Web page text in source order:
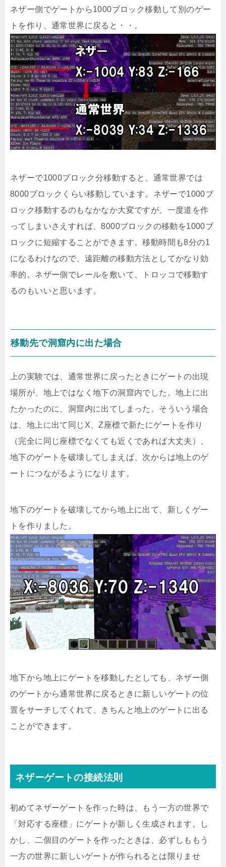
ネザー側でゲートから1000ブロック移動して別のゲー
トを作り、通常世界に戻ると・・。
ネザーで1000ブロック分移動すると、通常世界では
8000ブロックくらい移動しています。ネザーで1000ブ
ロック移動するのもなかなか大変ですが、一度道を作
ってしまいさえすれば、8000ブロックの移動を1000ブ
ロックに短縮することができます。移動時間も8分の1
になるわけなので、遠距離の移動方法としてかなり効
率的。ネザー側でレールを敷いて、トロッコで移動す
るのもいいと思います。
移動先で洞窟内に出た場合
上の実験では、通常世界に戻ったときにゲートの出現
場所が、地上ではなく地下の洞窟内でした。地上に出
たかったのに、洞窟内に出てしまった。そういう場合
は、地上に出て同じX、Z座標で新たにゲートを作り
（完全に同じ座標でなくても近くであれば大丈夫）、
地下のゲートを破壊してしまえば、次からは地上のゲ
ートにつながるようになります。
地下のゲートを破壊してから地上に出て、新しくゲー
トを作りました。
地下から地上にゲートを移動したとしても、ネザー側
のゲートから通常世界に戻るときに新しいゲートの位
置をサーチしてくれて、きちんと地上のゲートに出る
ことができます。
ネザーゲートの接続法則
初めてネザーゲートを作った時は、もう一方の世界で
「対応する座標」にゲートが新しく生成されます。し
かし、二個目のゲートを作ったときは、必ずしももう
一方の世界に新しいゲートが作られるとは限りませ